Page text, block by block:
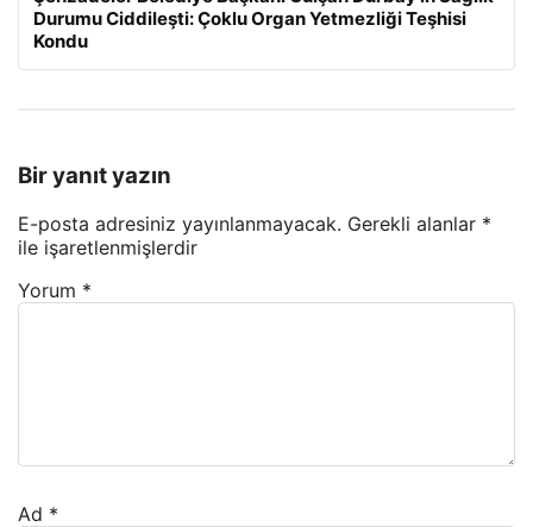
Durumu Ciddileşti: Çoklu Organ Yetmezliği Teşhisi
Kondu
Bir yanıt yazın
E-posta adresiniz yayınlanmayacak. Gerekli alanlar *
ile işaretlenmişlerdir
Yorum *
Ad *